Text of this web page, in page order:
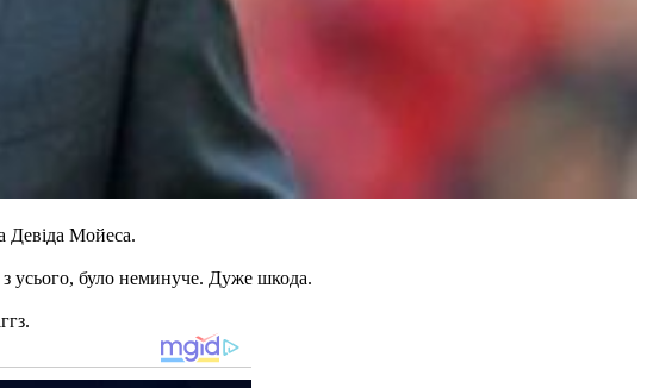
Девіда Мойеса.
усього, було неминуче. Дуже шкода.